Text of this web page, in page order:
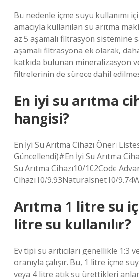
Bu nedenle içme suyu kullanımı
amacıyla kullanılan su arıtma
az 5 aşamalı filtrasyon sistemine
aşamalı filtrasyona ek olarak,
katkıda bulunan mineralizasyon
filtrelerinin de sürece dahil
En iyi su arıtma
hangisi?
En İyi Su Arıtma Cihazı Öneri
Güncellendi)#En İyi Su Arıtma
Su Arıtma Cihazı10/102Code
Cihazı10/9.93Naturalsnet10/
Arıtma 1 litre su
litre su kullanılır?
Ev tipi su arıtıcıları genellikle 1:3
oranıyla çalışır. Bu, 1 litre içme
veya 4 litre atık su ürettikleri